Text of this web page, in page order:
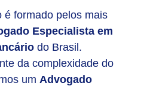
é formado pelos mais
Especialista em
do Brasil.
da complexidade do
um Advogado